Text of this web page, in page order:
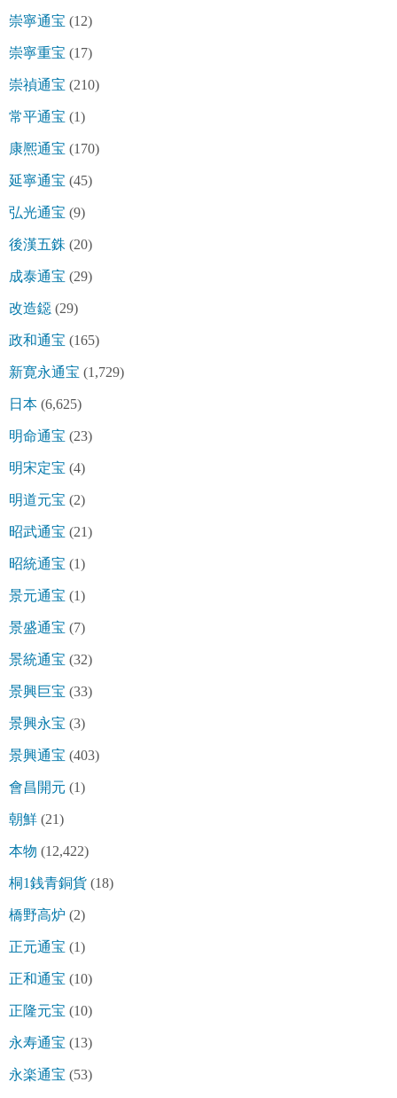
崇寧通宝 (12)
崇寧重宝 (17)
崇禎通宝 (210)
常平通宝 (1)
康熈通宝 (170)
延寧通宝 (45)
弘光通宝 (9)
後漢五銖 (20)
成泰通宝 (29)
改造鐚 (29)
政和通宝 (165)
新寛永通宝 (1,729)
日本 (6,625)
明命通宝 (23)
明宋定宝 (4)
明道元宝 (2)
昭武通宝 (21)
昭統通宝 (1)
景元通宝 (1)
景盛通宝 (7)
景統通宝 (32)
景興巨宝 (33)
景興永宝 (3)
景興通宝 (403)
會昌開元 (1)
朝鮮 (21)
本物 (12,422)
桐1銭青銅貨 (18)
橋野高炉 (2)
正元通宝 (1)
正和通宝 (10)
正隆元宝 (10)
永寿通宝 (13)
永楽通宝 (53)